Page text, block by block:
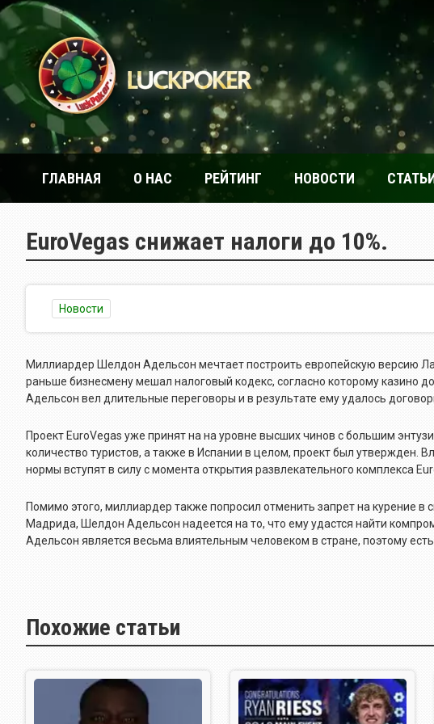
ГЛАВНАЯ О НАС РЕЙТИНГ НОВОСТИ
EuroVegas снижает налоги до 10%.
Новости
Миллиардер Шелдон Адельсон мечтает построить европейскую версию
раньше бизнесмену мешал налоговый кодекс, согласно которому казино
Адельсон вел длительные переговоры и в результате ему удалось
Проект EuroVegas уже принят на на уровне высших чинов с большим
количество туристов, а также в Испании в целом, проект был утвержден.
нормы вступят в силу с момента открытия развлекательного комплекса
Помимо этого, миллиардер также попросил отменить запрет на курение в
Мадрида, Шелдон Адельсон надеется на то, что ему удастся найти
Адельсон является весьма влиятельным человеком в стране, поэтому
Похожие статьи